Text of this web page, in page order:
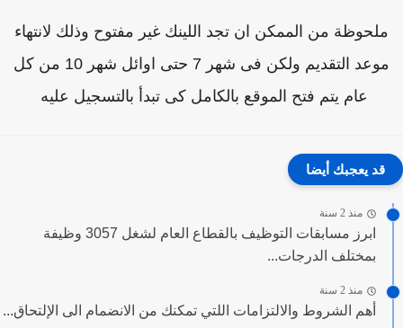
من الممكن ان تجد اللينك غير مفتوح وذلك لانتهاء
موعد التقديم ولكن فى شهر 7 حتى اوائل شهر 10 من كل
عام يتم فتح الموقع بالكامل كى تبدأ بالتسجيل عليه
قد يعجبك أيضا
منذ 2 سنة
ابرز مسابقات التوظيف بالقطاع العام لشغل 3057 وظيفة
بمختلف الدرجات...
منذ 2 سنة
أهم الشروط والالتزامات اللتي تمكنك من الانضمام الى الإلتحاق...